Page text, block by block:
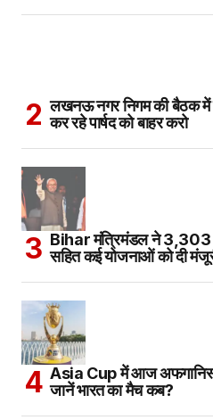
लखनऊ नगर निगम की बैठक में
कर रहे पार्षद को बाहर करो
Bihar मंत्रिमंडल ने 3,303
सहित कई योजनाओं को दी
Asia Cup में आज
जानें भारत का मैच कब?